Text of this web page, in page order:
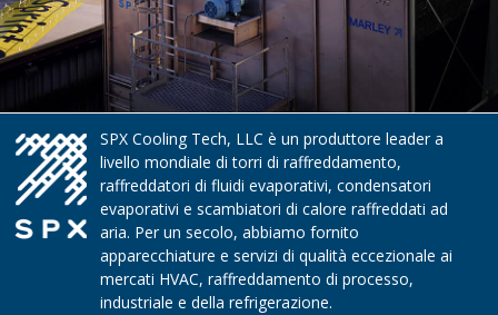
SPX Cooling Tech, LLC è un produttore leader a
livello mondiale di torri di raffreddamento,
raffreddatori di fluidi evaporativi, condensatori
evaporativi e scambiatori di calore raffreddati ad
aria. Per un secolo, abbiamo fornito
apparecchiature e servizi di qualità eccezionale ai
mercati HVAC, raffreddamento di processo,
industriale e della refrigerazione.